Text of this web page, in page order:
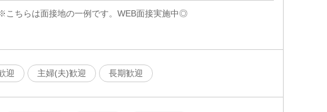
こちらは面接地の一例です。WEB面接実施中◎
迎 主婦(夫)歓迎 長期歓迎